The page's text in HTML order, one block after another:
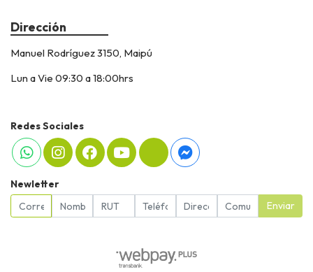
Dirección
Manuel Rodríguez 3150, Maipú
Lun a Vie 09:30 a 18:00hrs
Redes Sociales
Newletter
Enviar